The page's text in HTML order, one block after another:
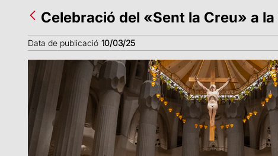
Celebració del «Sent la Creu» a
Data de publicació 10/03/25